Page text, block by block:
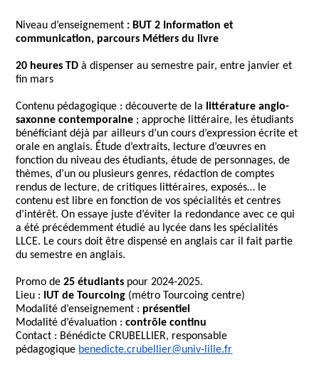
Niveau d’enseignement : BUT 2 Information et
communication, parcours Métiers du livre
20 heures TD à dispenser au semestre pair, entre janvier et
fin mars
Contenu pédagogique : découverte de la littérature anglo-
saxonne contemporaine ; approche littéraire, les étudiants
bénéficiant déjà par ailleurs d’un cours d’expression écrite et
orale en anglais. Étude d’extraits, lecture d’œuvres en
fonction du niveau des étudiants, étude de personnages, de
thèmes, d’un ou plusieurs genres, rédaction de comptes
rendus de lecture, de critiques littéraires, exposés… le
contenu est libre en fonction de vos spécialités et centres
d’intérêt. On essaye juste d’éviter la redondance avec ce qui
a été précédemment étudié au lycée dans les spécialités
LLCE. Le cours doit être dispensé en anglais car il fait partie
du semestre en anglais.
Promo de25 étudiants pour 2024-2025.
Lieu : IUT de Tourcoing (métro Tourcoing centre)
Modalité d’enseignement : présentiel
Modalité d’évaluation :contrôle continu
Contact : Bénédicte CRUBELLIER, responsable
pédagogique benedicte.crubellier@univ-lille.fr